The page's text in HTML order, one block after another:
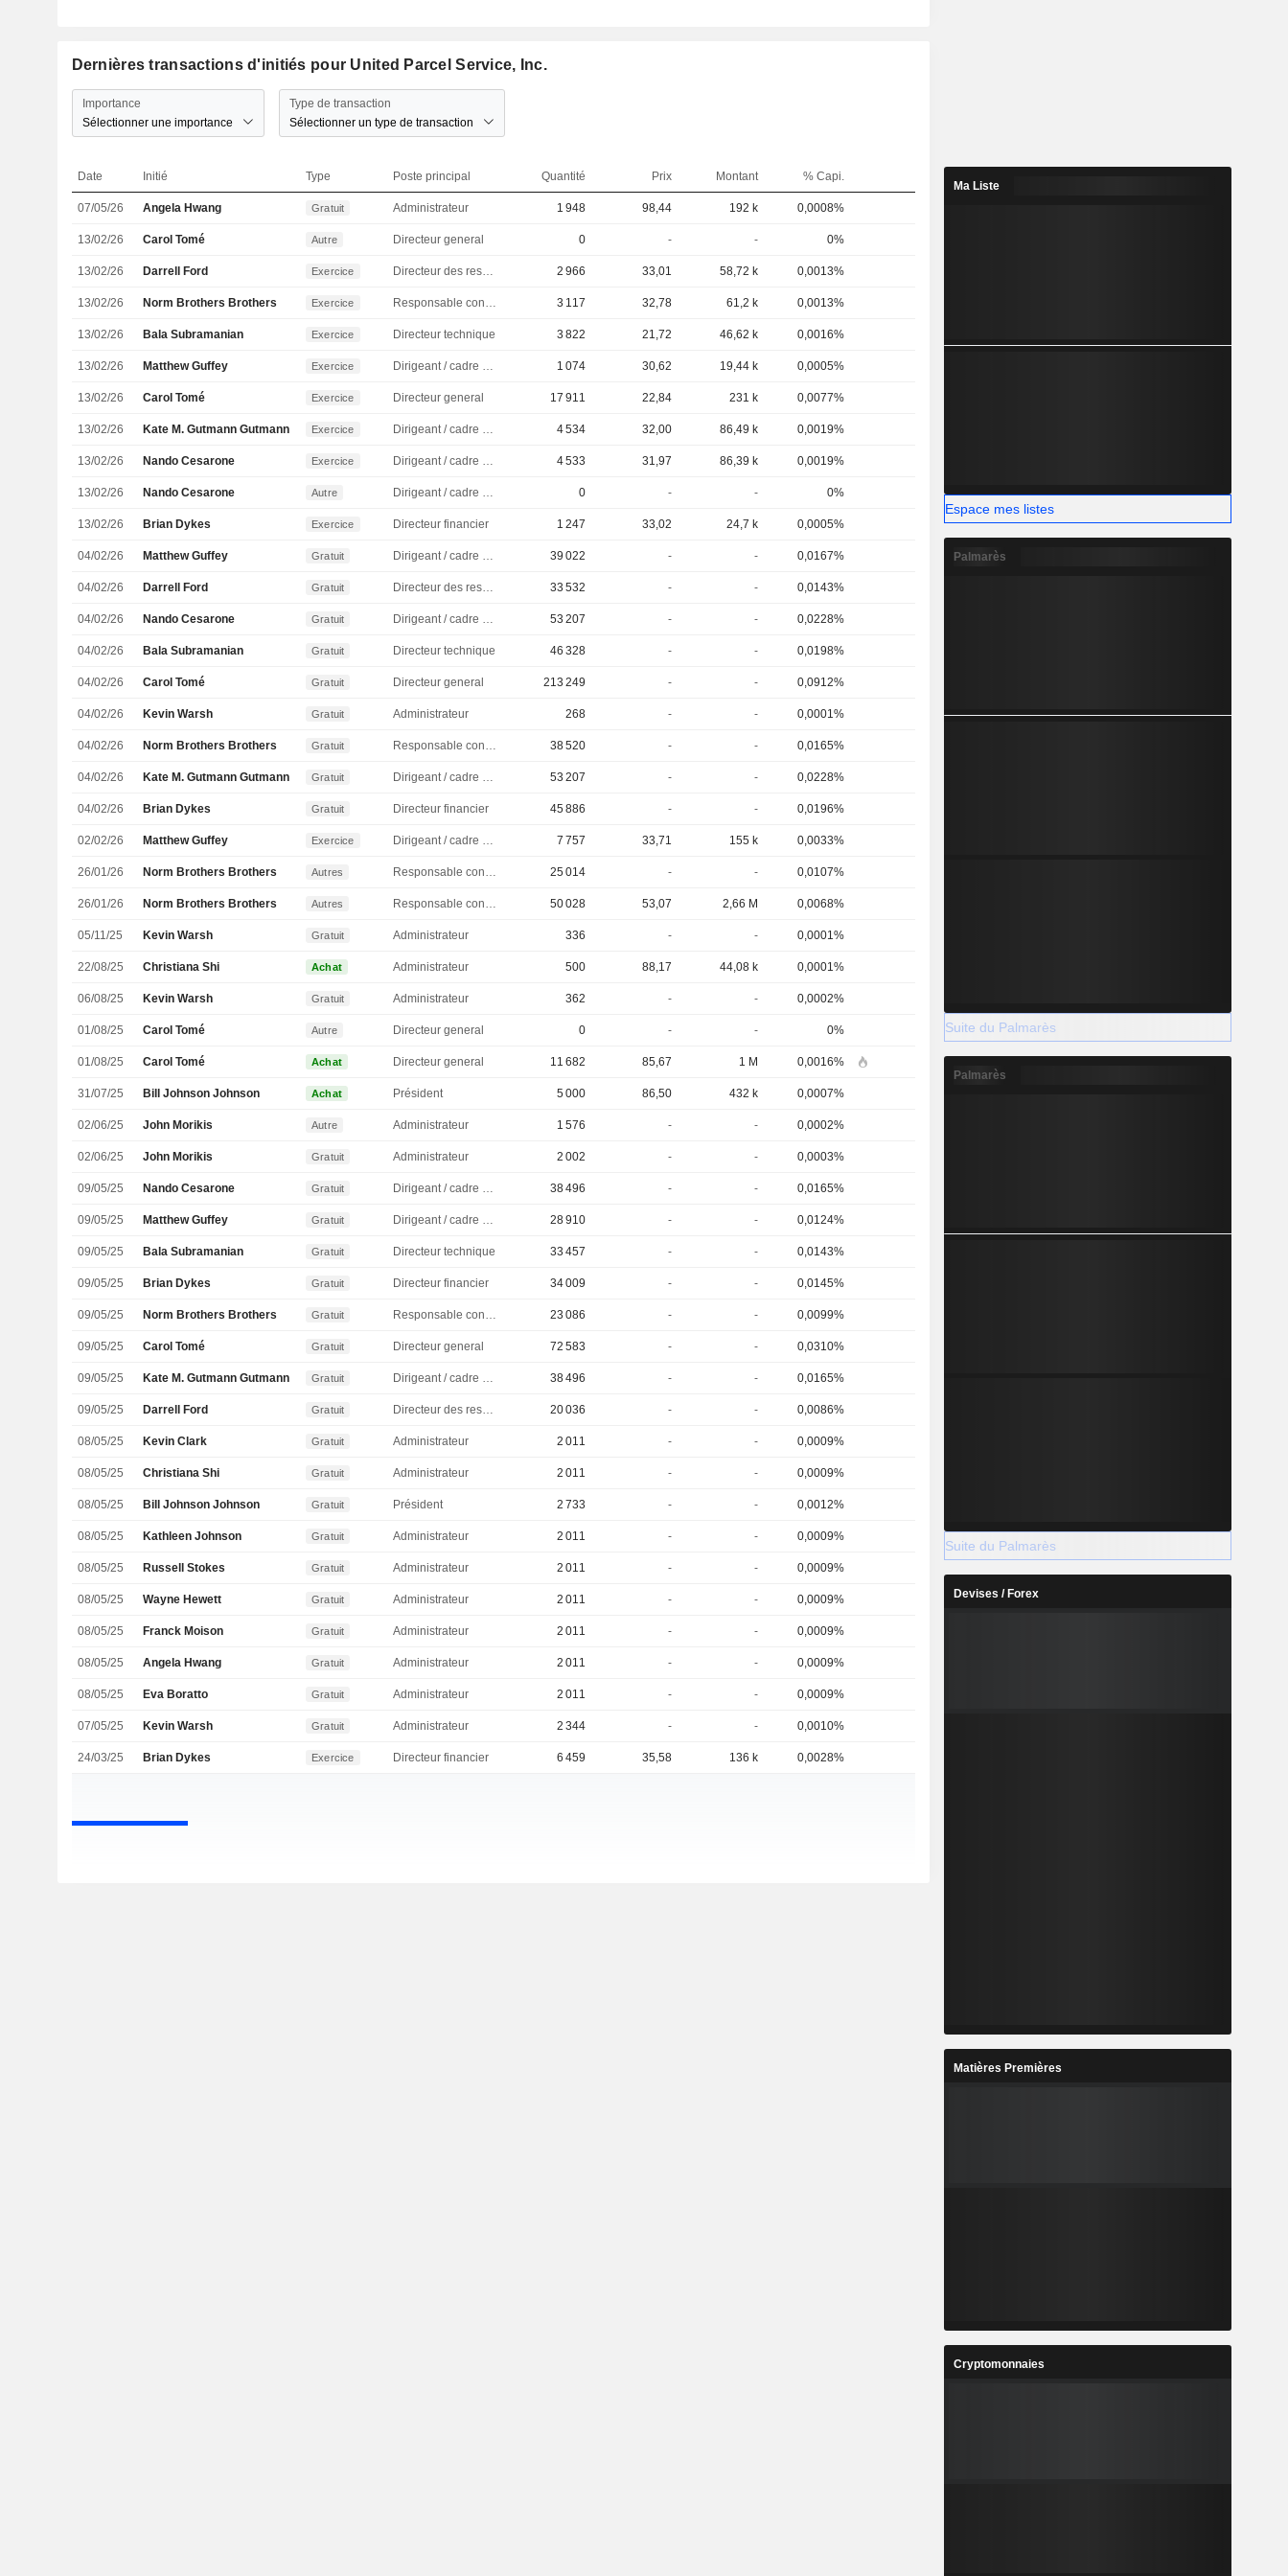
Dernières transactions d'initiés pour United Parcel Service, Inc.
Importance
Sélectionner une importance
Type de transaction
Sélectionner un type de transaction
Date Initié Type Poste principal Quantité Prix Montant % Capi.
07/05/26 Angela Hwang Gratuit Administrateur 1 948 98,44 192 k 0,0008%
13/02/26 Carol Tomé Autre Directeur general 0 - - 0%
13/02/26 Darrell Ford Exercice Directeur des ressources humaines 2 966 33,01 58,72 k 0,0013%
13/02/26 Norm Brothers Brothers Exercice Responsable conformite 3 117 32,78 61,2 k 0,0013%
13/02/26 Bala Subramanian Exercice Directeur technique 3 822 21,72 46,62 k 0,0016%
13/02/26 Matthew Guffey Exercice Dirigeant / cadre principal 1 074 30,62 19,44 k 0,0005%
13/02/26 Carol Tomé Exercice Directeur general 17 911 22,84 231 k 0,0077%
13/02/26 Kate M. Gutmann Gutmann Exercice Dirigeant / cadre principal 4 534 32,00 86,49 k 0,0019%
13/02/26 Nando Cesarone Exercice Dirigeant / cadre principal 4 533 31,97 86,39 k 0,0019%
13/02/26 Nando Cesarone Autre Dirigeant / cadre principal 0 - - 0%
13/02/26 Brian Dykes Exercice Directeur financier 1 247 33,02 24,7 k 0,0005%
04/02/26 Matthew Guffey Gratuit Dirigeant / cadre principal 39 022 - - 0,0167%
04/02/26 Darrell Ford Gratuit Directeur des ressources humaines 33 532 - - 0,0143%
04/02/26 Nando Cesarone Gratuit Dirigeant / cadre principal 53 207 - - 0,0228%
04/02/26 Bala Subramanian Gratuit Directeur technique 46 328 - - 0,0198%
04/02/26 Carol Tomé Gratuit Directeur general 213 249 - - 0,0912%
04/02/26 Kevin Warsh Gratuit Administrateur 268 - - 0,0001%
04/02/26 Norm Brothers Brothers Gratuit Responsable conformite 38 520 - - 0,0165%
04/02/26 Kate M. Gutmann Gutmann Gratuit Dirigeant / cadre principal 53 207 - - 0,0228%
04/02/26 Brian Dykes Gratuit Directeur financier 45 886 - - 0,0196%
02/02/26 Matthew Guffey Exercice Dirigeant / cadre principal 7 757 33,71 155 k 0,0033%
26/01/26 Norm Brothers Brothers Autres Responsable conformite 25 014 - - 0,0107%
26/01/26 Norm Brothers Brothers Autres Responsable conformite 50 028 53,07 2,66 M 0,0068%
05/11/25 Kevin Warsh Gratuit Administrateur 336 - - 0,0001%
22/08/25 Christiana Shi Achat Administrateur 500 88,17 44,08 k 0,0001%
06/08/25 Kevin Warsh Gratuit Administrateur 362 - - 0,0002%
01/08/25 Carol Tomé Autre Directeur general 0 - - 0%
01/08/25 Carol Tomé Achat Directeur general 11 682 85,67 1 M 0,0016%
31/07/25 Bill Johnson Johnson Achat Président 5 000 86,50 432 k 0,0007%
02/06/25 John Morikis Autre Administrateur 1 576 - - 0,0002%
02/06/25 John Morikis Gratuit Administrateur 2 002 - - 0,0003%
09/05/25 Nando Cesarone Gratuit Dirigeant / cadre principal 38 496 - - 0,0165%
09/05/25 Matthew Guffey Gratuit Dirigeant / cadre principal 28 910 - - 0,0124%
09/05/25 Bala Subramanian Gratuit Directeur technique 33 457 - - 0,0143%
09/05/25 Brian Dykes Gratuit Directeur financier 34 009 - - 0,0145%
09/05/25 Norm Brothers Brothers Gratuit Responsable conformite 23 086 - - 0,0099%
09/05/25 Carol Tomé Gratuit Directeur general 72 583 - - 0,0310%
09/05/25 Kate M. Gutmann Gutmann Gratuit Dirigeant / cadre principal 38 496 - - 0,0165%
09/05/25 Darrell Ford Gratuit Directeur des ressources humaines 20 036 - - 0,0086%
08/05/25 Kevin Clark Gratuit Administrateur 2 011 - - 0,0009%
08/05/25 Christiana Shi Gratuit Administrateur 2 011 - - 0,0009%
08/05/25 Bill Johnson Johnson Gratuit Président 2 733 - - 0,0012%
08/05/25 Kathleen Johnson Gratuit Administrateur 2 011 - - 0,0009%
08/05/25 Russell Stokes Gratuit Administrateur 2 011 - - 0,0009%
08/05/25 Wayne Hewett Gratuit Administrateur 2 011 - - 0,0009%
08/05/25 Franck Moison Gratuit Administrateur 2 011 - - 0,0009%
08/05/25 Angela Hwang Gratuit Administrateur 2 011 - - 0,0009%
08/05/25 Eva Boratto Gratuit Administrateur 2 011 - - 0,0009%
07/05/25 Kevin Warsh Gratuit Administrateur 2 344 - - 0,0010%
24/03/25 Brian Dykes Exercice Directeur financier 6 459 35,58 136 k 0,0028%
Ma Liste
Espace mes listes
Palmarès
Suite du Palmarès
Palmarès
Suite du Palmarès
Devises / Forex
Matières Premières
Cryptomonnaies